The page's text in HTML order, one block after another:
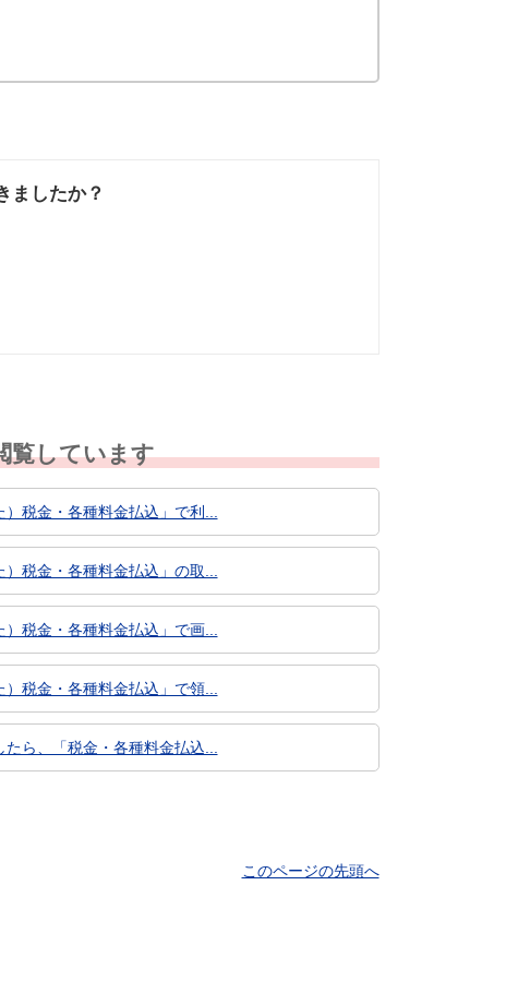
ましたか？
覧しています
税金・各種料金払込」で利...
税金・各種料金払込」の取...
税金・各種料金払込」で画...
税金・各種料金払込」で領...
ら、「税金・各種料金払込...
このページの先頭へ